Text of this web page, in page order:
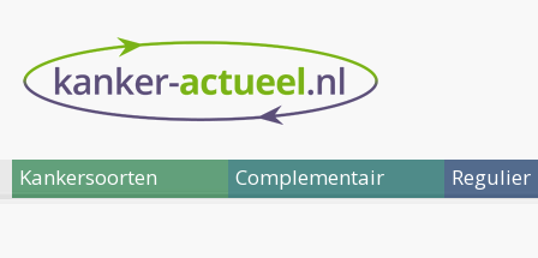
Kankersoorten Complementair Regulier